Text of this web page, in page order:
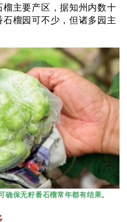
主要产区，据知州内数十
榴园可不少，但诸多园主
确保无籽番石榴常年都有结果。